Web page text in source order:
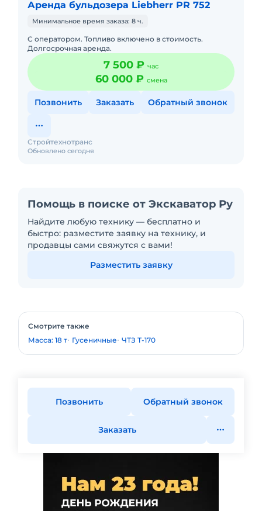
Аренда бульдозера Liebherr PR 752
Минимальное время заказа: 8 ч.
С оператором. Топливо включено в стоимость.
Долгосрочная аренда.
7 500 ₽ час
60 000 ₽ смена
Позвонить Заказать Обратный звонок
Обновлено сегодня
Стройтехнотранс
Помощь в поиске от Экскаватор Ру
Найдите любую технику — бесплатно и
быстро: разместите заявку на технику, и
продавцы сами свяжутся с вами!
Разместить заявку
Смотрите также
Масса: 18 т Гусеничные ЧТЗ Т-170
Позвонить Обратный звонок
Заказать